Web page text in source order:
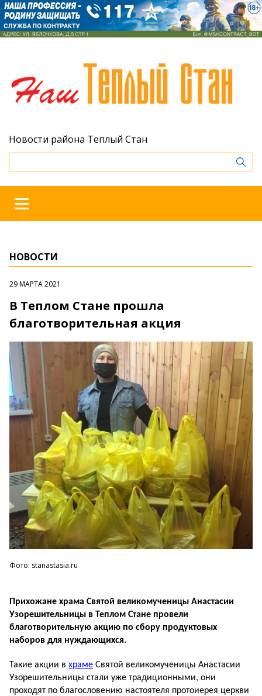
Новости района Теплый Стан
НОВОСТИ
29 МАРТА 2021
В Теплом Стане прошла
благотворительная акция
Фото: stanastasia.ru
Прихожане храма Святой великомученицы Анастасии
Узорешительницы в Теплом Стане провели
благотворительную акцию по сбору продуктовых
наборов для нуждающихся.
Такие акции в храме Святой великомученицы Анастасии
Узорешительницы стали уже традиционными, они
проходят по благословению настоятеля протоиерея церкви